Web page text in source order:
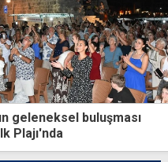
geleneksel buluşması
Plajı'nda